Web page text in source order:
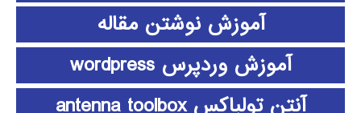
آموزش نوشتن مقاله
آموزش وردپرس wordpress
آنتن تولباکس antenna toolbox